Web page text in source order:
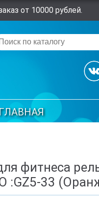
от 10000 рублей.
ГЛАВНАЯ
фитнеса
:GZ5-33